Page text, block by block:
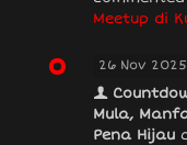
Meetup di
26 Nov 2025
Mula,
Pena Hijau